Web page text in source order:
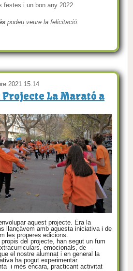
festes i un bon any 2022.
podeu veure la felicitació.
2021 15:14
Projecte La Marató a
aquest projecte. Era la
llançàvem amb aquesta iniciativa i de
les properes edicions.
del projecte, han segut un fum
emocionals, de
el nostre alumnat i en general la
ha pogut experimentar.
i més encara, practicant activitat